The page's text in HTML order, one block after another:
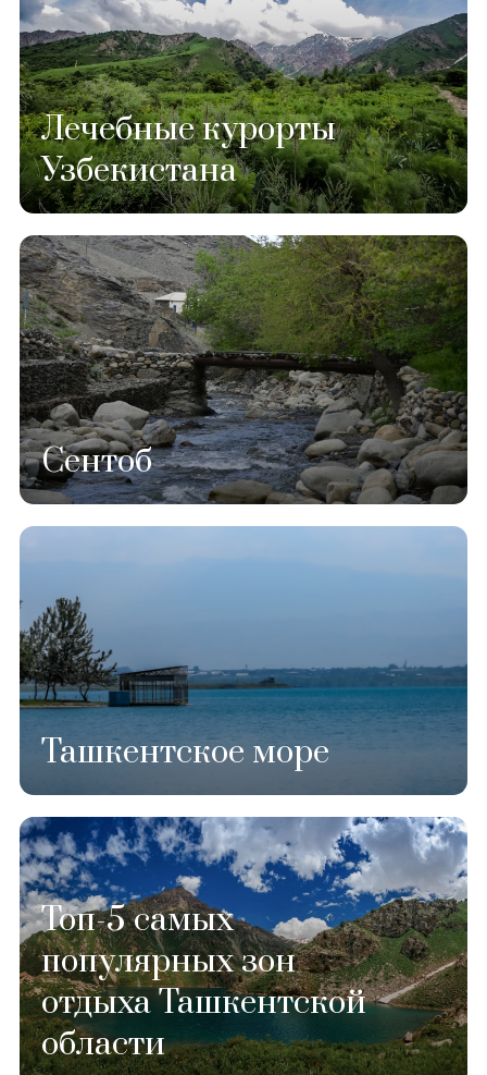
Лечебные курорты
Узбекистана
Сентоб
Ташкентское море
Топ-5 самых
популярных зон
отдыха Ташкентской
области